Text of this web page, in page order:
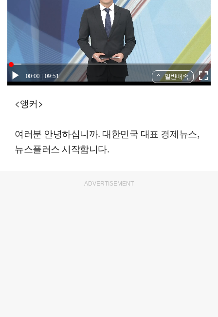
00:00 09:51 일반배속
<앵커>
여러분 안녕하십니까. 대한민국 대표 경제뉴스,
뉴스플러스 시작합니다.
ADVERTISEMENT